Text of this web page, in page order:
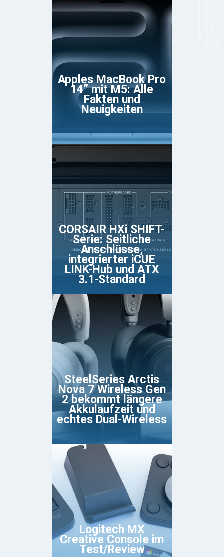
Apples MacBook Pro
14” mit M5: Alle
Fakten und
Neuigkeiten
CORSAIR HXi SHIFT-
Serie: Seitliche
Anschlüsse,
integrierter iCUE
LINK-Hub und ATX
3.1-Standard
SteelSeries Arctis
Nova 7 Wireless Gen
2 bekommt längere
Akkulaufzeit und
echtes Dual-Wireless
Logitech MX
Creative Console im
Test/Review